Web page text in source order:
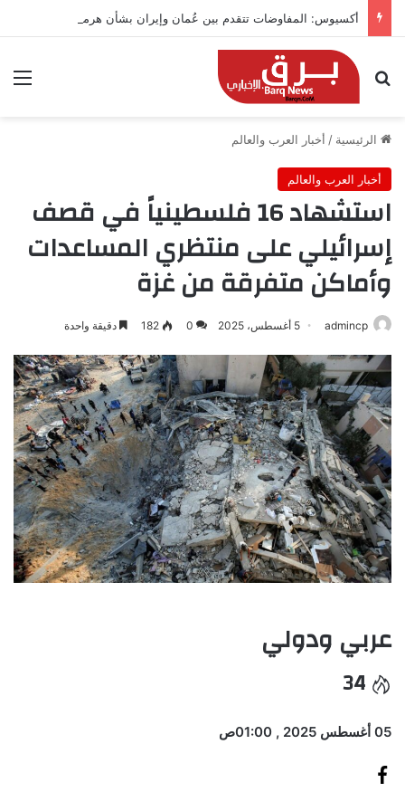
أكسيوس: المفاوضات تتقدم بين عُمان وإيران بشأن هرمز
بحث عن
الرئيسية / أخبار العرب والعالم
أخبار العرب والعالم
استشهاد 16 فلسطينياً في قصف
إسرائيلي على منتظري المساعدات
وأماكن متفرقة من غزة
admincp 5 أغسطس، 2025 0
182 دقيقة واحدة
عربي ودولي
34
05 أغسطس 2025 , 01:00ص